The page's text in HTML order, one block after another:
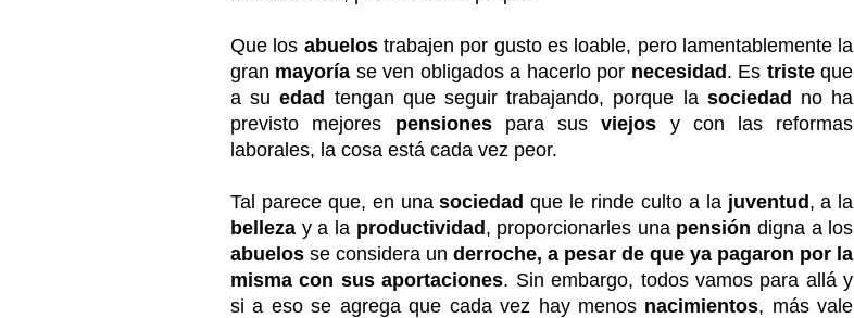
Que los abuelostrabajen por gusto es loable, pero lamentablemente la
gran mayoría se ven obligados a hacerlo por necesidad . Es tristeque
a suedad tengan que seguir trabajando, porque la sociedad no ha
previsto mejores pensionespara susviejos y con las reformas
laborales, la cosa está cada vez peor.
Tal parece que, en unasociedad que le rinde culto a la juventud , a la
belleza y a la productividad , proporcionarles una pensión digna a los
abuelos se considera underroche, a pesar de que ya pagaron por la
misma con sus aportaciones. Sin embargo, todos vamos para allá y
si a eso se agrega que cada vez hay menos nacimientos, más vale